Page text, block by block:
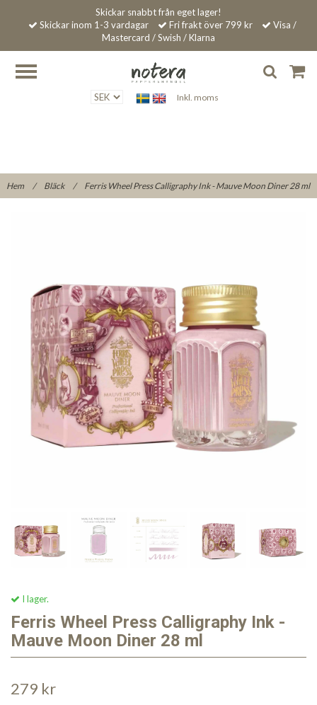
Skickar snabbt från eget lager!
Skickar inom 1-3 vardagar
Fri frakt över 799 kr
Visa /
Mastercard / Swish / Klarna
Inkl. moms
Hem / Bläck / Ferris Wheel Press Calligraphy Ink - Mauve Moon Diner 28 ml
I lager.
Ferris Wheel Press Calligraphy Ink -
Mauve Moon Diner 28 ml
279 kr